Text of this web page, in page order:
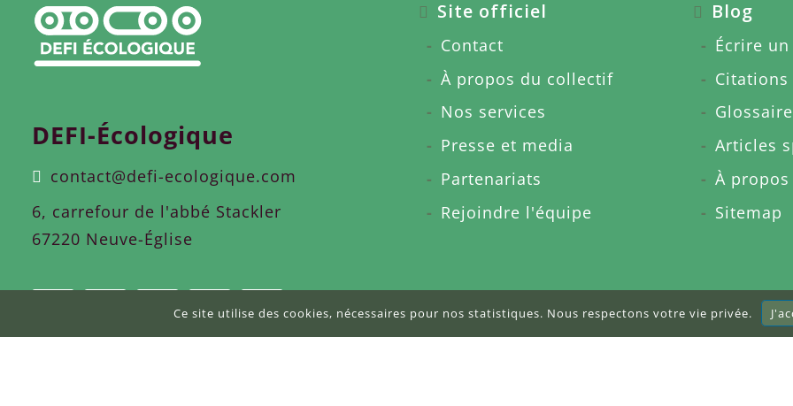
DEFI-Écologique
contact@defi-ecologique.com
6, carrefour de l'abbé Stackler
67220 Neuve-Église
Site officiel
Contact
À propos du collectif
Nos services
Presse et media
Partenariats
Rejoindre l'équipe
Blog
Écrire
Citations
Glossaire
Articles
À
Sitemap
Ce site utilise des cookies, nécessaires pour nos statistiques. Nous respectons votre vie privée.